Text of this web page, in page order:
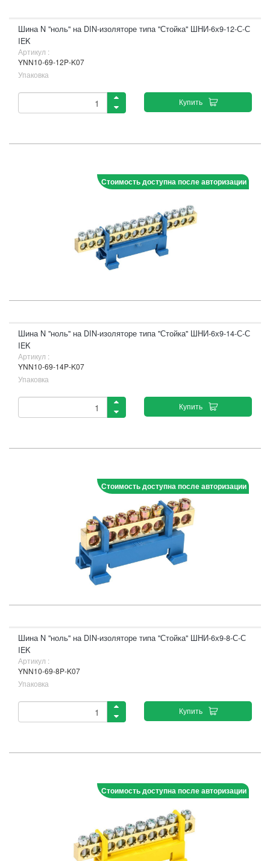
Шина N "ноль" на DIN-изоляторе типа "Стойка" ШНИ-6х9-12-С-С
IEK
Артикул :
YNN10-69-12P-K07
Упаковка
Купить
Стоимость доступна после авторизации
Шина N "ноль" на DIN-изоляторе типа "Стойка" ШНИ-6х9-14-С-С
IEK
Артикул :
YNN10-69-14P-K07
Упаковка
Купить
Стоимость доступна после авторизации
Шина N "ноль" на DIN-изоляторе типа "Стойка" ШНИ-6х9-8-С-С
IEK
Артикул :
YNN10-69-8P-K07
Упаковка
Купить
Стоимость доступна после авторизации